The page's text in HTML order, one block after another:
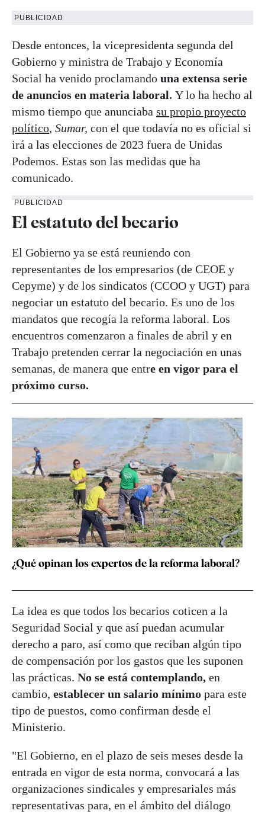
PUBLICIDAD
Desde entonces, la vicepresidenta segunda del
Gobierno y ministra de Trabajo y Economía
Social ha venido proclamando una extensa serie
de anuncios en materia laboral. Y lo ha hecho al
mismo tiempo que anunciaba su propio proyecto
político, Sumar, con el que todavía no es oficial si
irá a las elecciones de 2023 fuera de Unidas
Podemos. Estas son las medidas que ha
comunicado.
PUBLICIDAD
El estatuto del becario
El Gobierno ya se está reuniendo con
representantes de los empresarios (de CEOE y
Cepyme) y de los sindicatos (CCOO y UGT) para
negociar un estatuto del becario. Es uno de los
mandatos que recogía la reforma laboral. Los
encuentros comenzaron a finales de abril y en
Trabajo pretenden cerrar la negociación en unas
semanas, de manera que entre en vigor para el
próximo curso.
¿Qué opinan los expertos de la reforma laboral?
La idea es que todos los becarios coticen a la
Seguridad Social y que así puedan acumular
derecho a paro, así como que reciban algún tipo
de compensación por los gastos que les suponen
las prácticas. No se está contemplando, en
cambio, establecer un salario mínimo para este
tipo de puestos, como confirman desde el
Ministerio.
"El Gobierno, en el plazo de seis meses desde la
entrada en vigor de esta norma, convocará a las
organizaciones sindicales y empresariales más
representativas para, en el ámbito del diálogo